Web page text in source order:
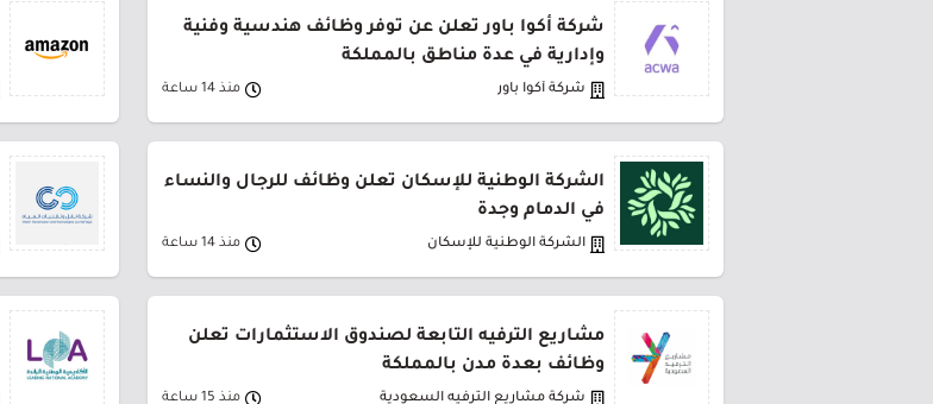
شركة أكوا باور تعلن عن توفر وظائف هندسية وفنية
وإدارية في عدة مناطق بالمملكة
شركة أكوا باور منذ 14 ساعة
الشركة الوطنية للإسكان تعلن وظائف للرجال والنساء
في الدمام وجدة
الشركة الوطنية للإسكان منذ 14 ساعة
مشاريع الترفيه التابعة لصندوق الاستثمارات تعلن
وظائف بعدة مدن بالمملكة
شركة مشاريع الترفيه السعودية منذ 15 ساعة